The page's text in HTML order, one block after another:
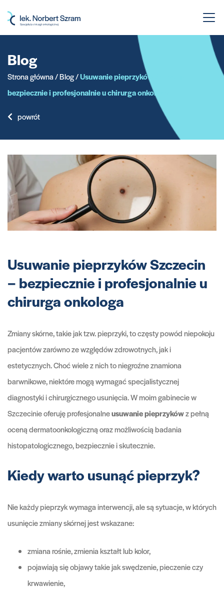
do
Blog
Strona główna/Blog/Usuwanie pieprzyków Szczecin –
bezpiecznie i profesjonalnie u chirurga onkologa
powrót
Usuwanie pieprzyków Szczecin
– bezpiecznie i profesjonalnie u
chirurga onkologa
Zmiany skórne, takie jak tzw. pieprzyki, to częsty powód niepokoju
pacjentów zarówno ze względów zdrowotnych, jak i
estetycznych. Choć wiele z nich to niegroźne znamiona
barwnikowe, niektóre mogą wymagać specjalistycznej
diagnostyki i chirurgicznego usunięcia. W moim gabinecie w
Szczecinie oferuję profesjonalneusuwanie pieprzykówz pełną
oceną dermatoonkologiczną oraz możliwością badania
histopatologicznego, bezpiecznie i skutecznie.
Kiedy warto usunąć pieprzyk?
Nie każdy pieprzyk wymaga interwencji, ale są sytuacje, w których
usunięcie zmiany skórnej jest wskazane:
zmiana rośnie, zmienia kształt lub kolor,
pojawiają się objawy takie jak swędzenie, pieczenie czy
krwawienie,